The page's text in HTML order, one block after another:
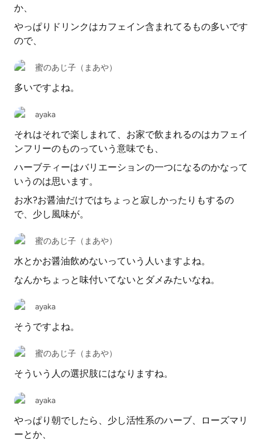
か、
やっぱりドリンクはカフェイン含まれてるもの多いです
ので、
蜜のあじ子（まあや）
多いですよね。
ayaka
それはそれで楽しまれて、お家で飲まれるのはカフェイ
ンフリーのものっていう意味でも、
ハーブティーはバリエーションの一つになるのかなって
いうのは思います。
お水?お醤油だけではちょっと寂しかったりもするの
で、少し風味が。
蜜のあじ子（まあや）
水とかお醤油飲めないっていう人いますよね。
なんかちょっと味付いてないとダメみたいなね。
ayaka
そうですよね。
蜜のあじ子（まあや）
そういう人の選択肢にはなりますね。
ayaka
やっぱり朝でしたら、少し活性系のハーブ、ローズマリ
ーとか、